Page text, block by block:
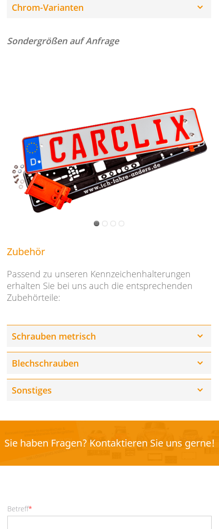
Chrom-Varianten
Sondergrößen auf Anfrage
Zubehör
Passend zu unseren Kennzeichenhalterungen
erhalten Sie bei uns auch die entsprechenden
Zubehörteile:
Schrauben metrisch
Blechschrauben
Sonstiges
Sie haben Fragen? Kontaktieren Sie uns gerne!
Betreff*